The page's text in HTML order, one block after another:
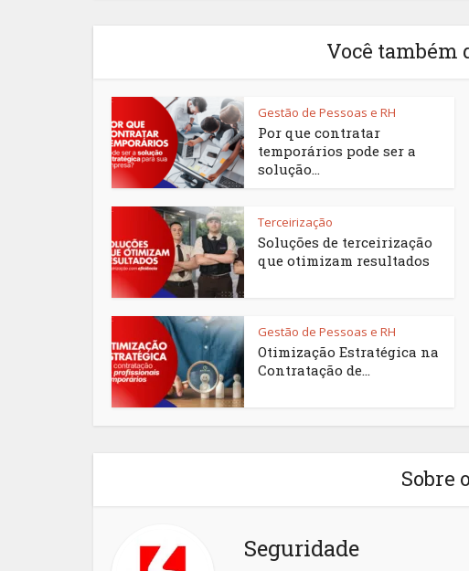
Você também
Gestão de Pessoas e RH
Por que contratar
temporários pode ser a
solução...
Terceirização
Soluções de terceirização
que otimizam resultados
Gestão de Pessoas e RH
Otimização Estratégica na
Contratação de...
Sobre
Seguridade